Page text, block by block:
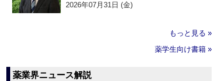
2026年07月31日 (金)
もっと見る »
薬学生向け書籍 »
薬業界ニュース解説